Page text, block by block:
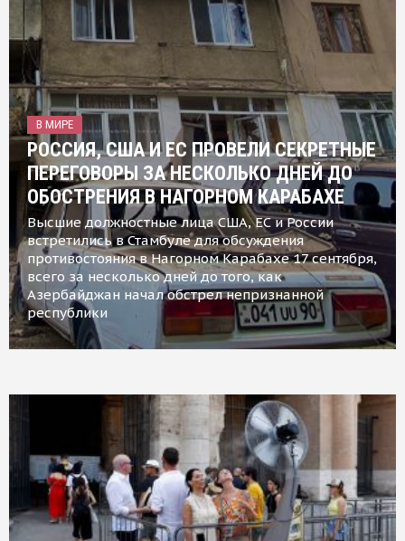
В МИРЕ
РОССИЯ, США И ЕС ПРОВЕЛИ СЕКРЕТНЫЕ
ПЕРЕГОВОРЫ ЗА НЕСКОЛЬКО ДНЕЙ ДО
ОБОСТРЕНИЯ В НАГОРНОМ КАРАБАХЕ
Высшие должностные лица США, ЕС и России
встретились в Стамбуле для обсуждения
противостояния в Нагорном Карабахе 17 сентября,
всего за несколько дней до того, как
Азербайджан начал обстрел непризнанной
республики